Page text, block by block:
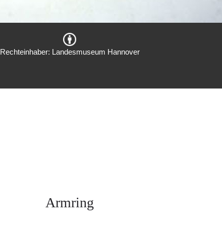
Rechteinhaber: Landesmuseum Hannover
Armring